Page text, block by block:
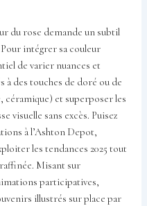
du rose demande un subtil
intégrer sa couleur
de varier nuances et
à des touches de doré ou de
céramique) et superposer les
visuelle sans excès. Puisez
à l’Ashton Depot,
les tendances 2025 tout
Misant sur
participatives,
illustrés sur place par